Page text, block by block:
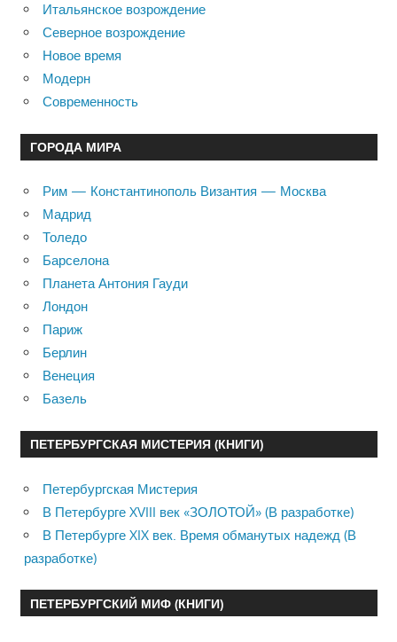
Итальянское возрождение
Северное возрождение
Новое время
Модерн
Современность
ГОРОДА МИРА
Рим — Константинополь Византия — Москва
Мадрид
Толедо
Барселона
Планета Антония Гауди
Лондон
Париж
Берлин
Венеция
Базель
ПЕТЕРБУРГСКАЯ МИСТЕРИЯ (КНИГИ)
Петербургская Мистерия
В Петербурге XVIII век «ЗОЛОТОЙ» (В разработке)
В Петербурге XIX век. Время обманутых надежд (В
разработке)
ПЕТЕРБУРГСКИЙ МИФ (КНИГИ)